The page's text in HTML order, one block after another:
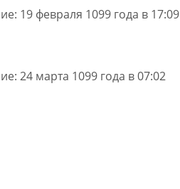
19 февраля 1099 года в 17:09
24 марта 1099 года в 07:02